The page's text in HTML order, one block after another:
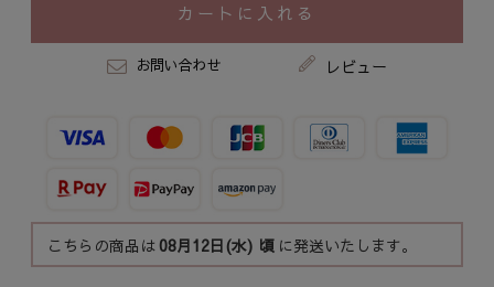
カートに入れる
お問い合わせ レビュー
こちらの商品は08月12日(水) 頃 に発送いたします。